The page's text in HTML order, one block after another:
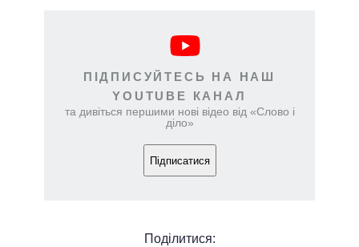
ПІДПИСУЙТЕСЬ НА НАШ
YOUTUBE КАНАЛ
та дивіться першими нові відео від «Слово і
діло»
Підписатися
Поділитися: